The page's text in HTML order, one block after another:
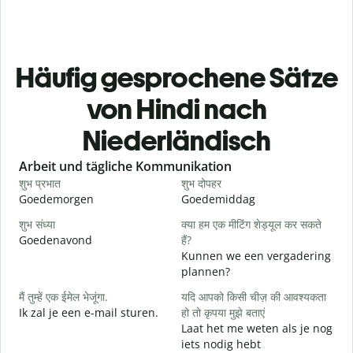
Häufig gesprochene Sätze
von Hindi nach
Niederländisch
Slide 1 of 6
Arbeit und tägliche Kommunikation
शुभ प्रभात
Goedemorgen
शुभ दोपहर
Goedemiddag
शुभ संध्या
Goedenavond
क्या हम एक मीटिंग शेड्यूल कर सकते
हैं?
Kunnen we een vergadering
plannen?
मैं तुम्हें एक ईमेल भेजूंगा.
Ik zal je een e-mail sturen.
यदि आपको किसी चीज़ की आवश्यकता
हो तो कृपया मुझे बताएं
Laat het me weten als je nog
iets nodig hebt